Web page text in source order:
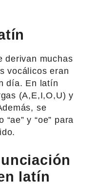
derivan muchas
vocálicos eran
día. En latín
(A,E,I,O,U) y
se
y “oe” para
latín